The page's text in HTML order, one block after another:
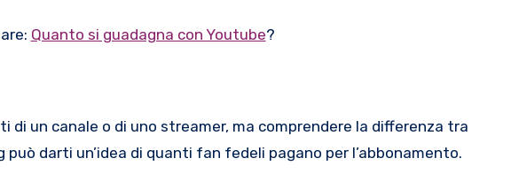
Quanto si guadagna con Youtube?
un canale o di uno streamer, ma comprendere la differenza tra
darti un’idea di quanti fan fedeli pagano per l’abbonamento.